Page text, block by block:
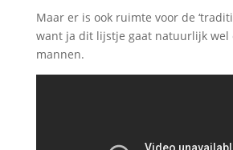
Maar er is ook ruimte voor de
want ja dit lijstje gaat natuurlijk wel
mannen.